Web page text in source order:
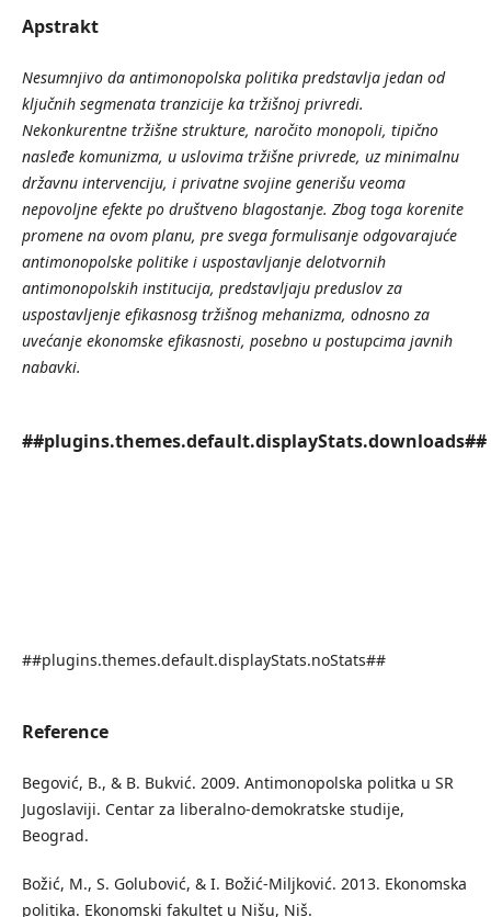
Apstrakt
Nesumnjivo da antimonopolska politika predstavlja jedan od
ključnih segmenata tranzicije ka tržišnoj privredi.
Nekonkurentne tržišne strukture, naročito monopoli, tipično
nasleđe komunizma, u uslovima tržišne privrede, uz minimalnu
državnu intervenciju, i privatne svojine generišu veoma
nepovoljne efekte po društveno blagostanje. Zbog toga korenite
promene na ovom planu, pre svega formulisanje odgovarajuće
antimonopolske politike i uspostavljanje delotvornih
antimonopolskih institucija, predstavljaju preduslov za
uspostavljenje efikasnosg tržišnog mehanizma, odnosno za
uvećanje ekonomske efikasnosti, posebno u postupcima javnih
nabavki.
##plugins.themes.default.displayStats.downloads##
##plugins.themes.default.displayStats.noStats##
Reference
Begović, B., & B. Bukvić. 2009. Antimonopolska politka u SR
Jugoslaviji. Centar za liberalno-demokratske studije,
Beograd.
Božić, M., S. Golubović, & I. Božić-Miljković. 2013. Ekonomska
politika. Ekonomski fakultet u Nišu, Niš.